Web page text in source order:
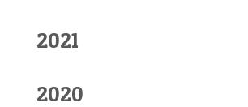
2021
2020